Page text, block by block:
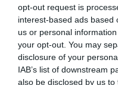
opt-out request is
interest-based ads based
us or personal
your opt-out. You may
disclosure of your
IAB’s list of downstream
also be disclosed by us
06.08.2026 | 21:00